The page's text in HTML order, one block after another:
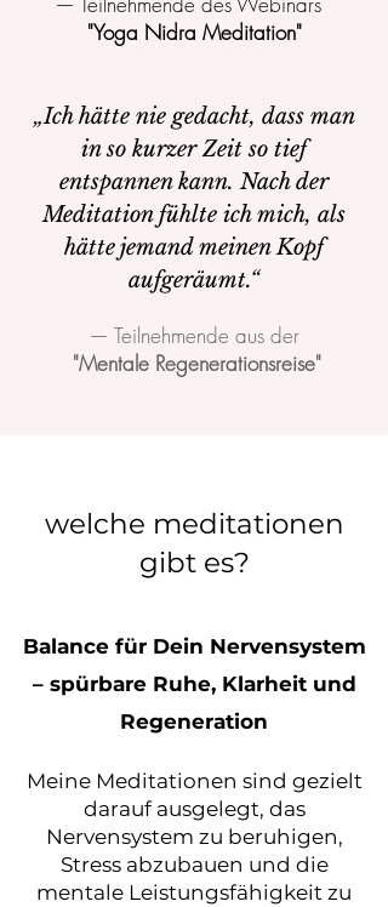
"Yoga Nidra Meditation"
„Ich hätte nie gedacht, dass man
in so kurzer Zeit so tief
entspannen kann. Nach der
Meditation fühlte ich mich, als
hätte jemand meinen Kopf
aufgeräumt.“
— Teilnehmende aus der
"Mentale Regenerationsreise"
welche meditationen
gibt es?
Balance für Dein Nervensystem
– spürbare Ruhe, Klarheit und
Regeneration
Meine Meditationen sind gezielt
darauf ausgelegt, das
Nervensystem zu beruhigen,
Stress abzubauen und die
mentale Leistungsfähigkeit zu